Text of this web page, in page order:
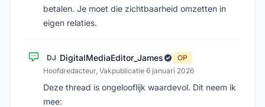
betalen. Je moet die zichtbaarheid omzetten in
eigen relaties.
DJ DigitalMediaEditor_James
OP
Hoofdredacteur, Vakpublicatie·6 januari 2026
Deze thread is ongelooflijk waardevol. Dit neem ik
mee: